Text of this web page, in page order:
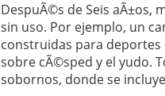
DespuÃ©s de Seis aÃ±os,
sin uso. Por ejemplo, un
construidas para deportes
sobre cÃ©sped y el yudo.
sobornos, donde se